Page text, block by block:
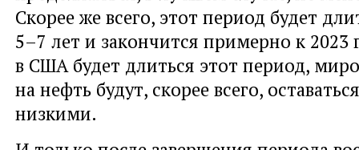
Скорее же всего, этот период будет
5–7 лет и закончится примерно к 2023
в США будет длиться этот период,
на нефть будут, скорее всего,
низкими.